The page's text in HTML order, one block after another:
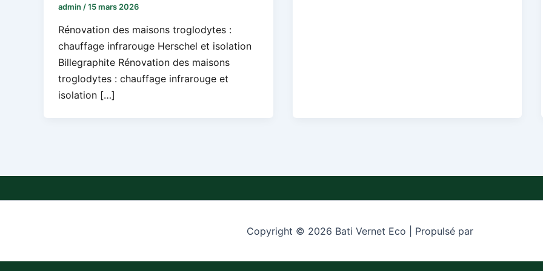
admin /15 mars 2026
Rénovation des maisons troglodytes :
chauffage infrarouge Herschel et isolation
Billegraphite Rénovation des maisons
troglodytes : chauffage infrarouge et
isolation […]
Copyright © 2026 Bati Vernet Eco | Propulsé par